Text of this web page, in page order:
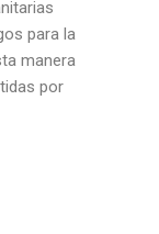
para la
manera
por